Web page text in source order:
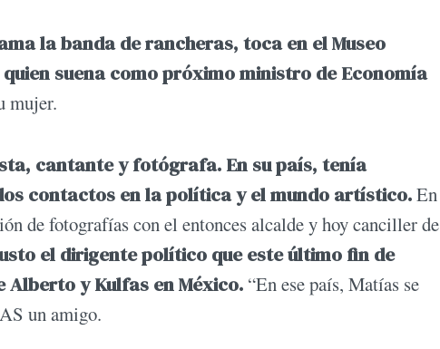
la banda de rancheras, toca en el Museo
suena como próximo ministro de Economía
mujer.
cantante y fotógrafa. En su país, tenía
contactos en la política y el mundo artístico.En
de fotografías con el entonces alcalde y hoy canciller de
el dirigente político que este último fin de
y Kulfas en México. “En ese país, Matías se
un amigo.